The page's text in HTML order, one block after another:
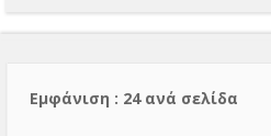
Εμφάνιση : 24 ανά σελίδα